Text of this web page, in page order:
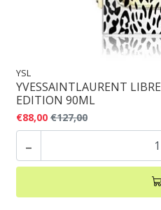
YSL
YVESSAINTLAURENT
EDITION 90ML
€88,00 €127,00
-